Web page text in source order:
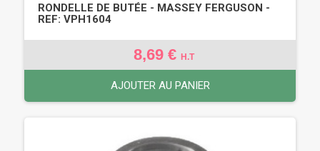
RONDELLE DE BUTÉE - MASSEY FERGUSON -
REF: VPH1604
8,69 € H.T
AJOUTER AU PANIER